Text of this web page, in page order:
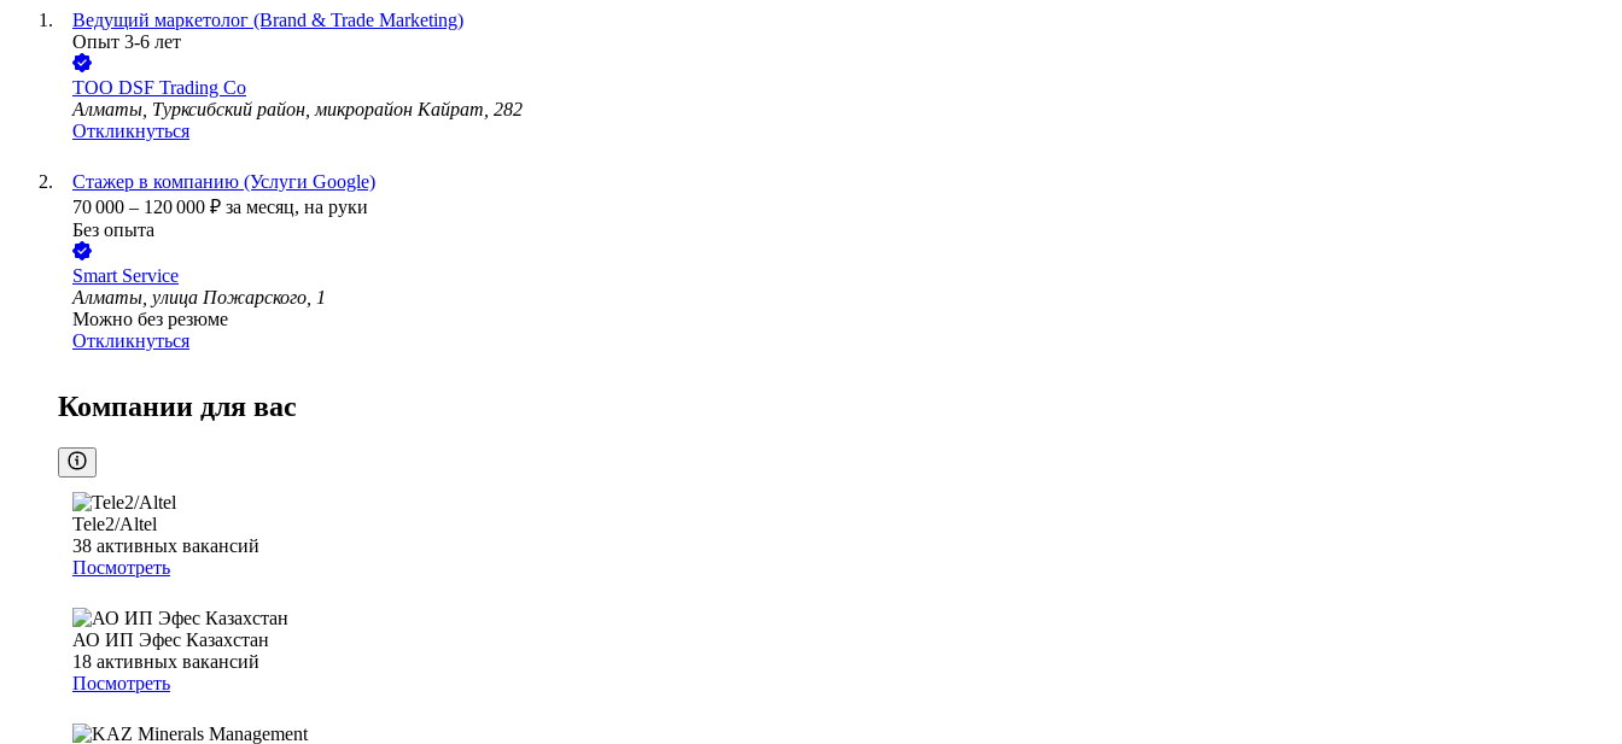
Ведущий маркетолог (Brand & Trade Marketing)
Опыт 3-6 лет
ТОО DSF Trading Co
Алматы, Турксибский район, микрорайон Кайрат, 282
Откликнуться
Стажер в компанию (Услуги Google)
70 000 – 120 000 ₽ за месяц, на руки
Без опыта
Smart Service
Алматы, улица Пожарского, 1
Можно без резюме
Откликнуться
Компании для вас
Tele2/Altel
38 активных вакансий
Посмотреть
АО ИП Эфес Казахстан
18 активных вакансий
Посмотреть